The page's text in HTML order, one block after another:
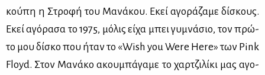
κού­πη η Στρο­φή του Μα­νά­κου. Εκεί αγο­ρά­ζα­με δί­σκους.
Εκεί αγό­ρα­σα το 1975, μό­λις εί­χα μπει γυ­μνά­σιο, τον πρώ­
το μου δί­σκο που ήταν το «Wish you Were Here» των Pink
Floyd. Στον Μα­νά­κο ακου­μπά­γα­με το χαρ­τζι­λί­κι μας αγο­